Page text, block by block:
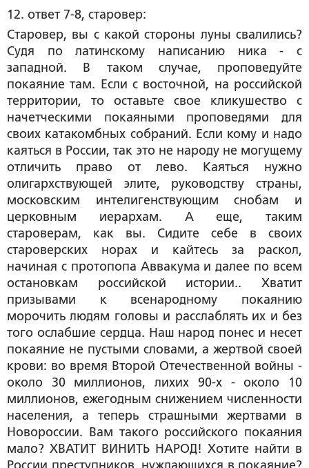
12. ответ 7-8, старовер:
Старовер, вы с какой стороны луны свалились?
Судя по латинскому написанию ника - с
западной. В таком случае, проповедуйте
покаяние там. Если с восточной, на российской
территории, то оставьте свое кликушество с
начетческими покаяными проповедями для
своих катакомбных собраний. Если кому и надо
каяться в России, так это не народу не могущему
отличить право от лево. Каяться нужно
олигархствующей элите, руководству страны,
московским интелигенствующим снобам и
церковным иерархам. А еще, таким
староверам, как вы. Сидите себе в своих
староверских норах и кайтесь за раскол,
начиная с протопопа Аввакума и далее по всем
остановкам российской истории.. Хватит
призывами к всенародному покаянию
морочить людям головы и расслаблять их и без
того ослабшие сердца. Наш народ понес и несет
покаяние не пустыми словами, а жертвой своей
крови: во время Второй Отечественной войны -
около 30 миллионов, лихих 90-х - около 10
миллионов, ежегодным снижением численности
населения, а теперь страшными жертвами в
Новороссии. Вам такого российского покаяния
мало? ХВАТИТ ВИНИТЬ НАРОД! Хотите найти в
России преступников, нуждающихся в покаяние?